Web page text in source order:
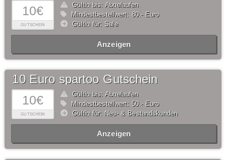
10€
GUTSCHEIN
Gültig bis: Abgelaufen
Mindestbestellwert: 80,- Euro
Gültig für: Sale
Anzeigen
10€
GUTSCHEIN
10 Euro spartoo Gutschein
Gültig bis: Abgelaufen
Mindestbestellwert: 50,- Euro
Gültig für: Neu- & Bestandskunden
Anzeigen